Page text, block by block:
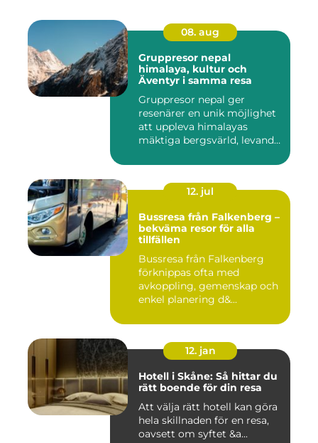
08. aug
Gruppresor nepal
himalaya, kultur och
Äventyr i samma resa
Gruppresor nepal ger
resenärer en unik möjlighet
att uppleva himalayas
mäktiga bergsvärld, levande
12. jul
Bussresa från Falkenberg –
bekväma resor för alla
tillfällen
Bussresa från Falkenberg
förknippas ofta med
avkoppling, gemenskap och
enkel planering d&...
12. jan
Hotell i Skåne: Så hittar du
rätt boende för din resa
Att välja rätt hotell kan göra
hela skillnaden för en resa,
oavsett om syftet &a...